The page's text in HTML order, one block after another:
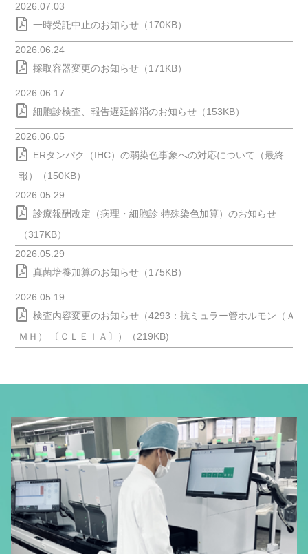
2026.07.03
一時受託中止のお知らせ（170KB）
2026.06.24
採取容器変更のお知らせ（171KB）
2026.06.17
細胞診検査、報告遅延解消のお知らせ（153KB）
2026.06.05
ERタンパク（IHC）の弱染色事象への対応について（最終
報）（150KB）
2026.05.29
診療報酬改定（病理・細胞診 特殊染色加算）のお知らせ
（317KB）
2026.05.29
真菌培養加算のお知らせ（175KB）
2026.05.19
検査内容変更のお知らせ（4293：抗ミュラー管ホルモン（Ａ
ＭＨ） 〔ＣＬＥＩＡ〕）（219KB)